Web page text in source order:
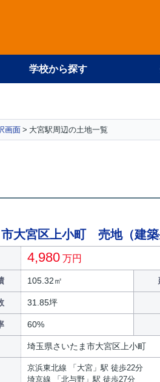
学校から探す
画面 大宮駅周辺の土地一覧
大宮区上小町 売地（建築
4,980 万円
105.32㎡
31.85坪
60%
埼玉県さいたま市大宮区上小町
京浜東北線 「大宮」駅 徒歩22分
埼京線 「北与野」駅 徒歩27分